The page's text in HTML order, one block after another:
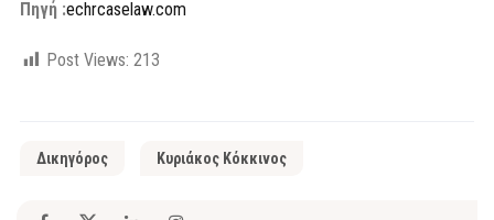
Πηγή :echrcaselaw.com
Post Views: 213
Δικηγόρος Κυριάκος Κόκκινος